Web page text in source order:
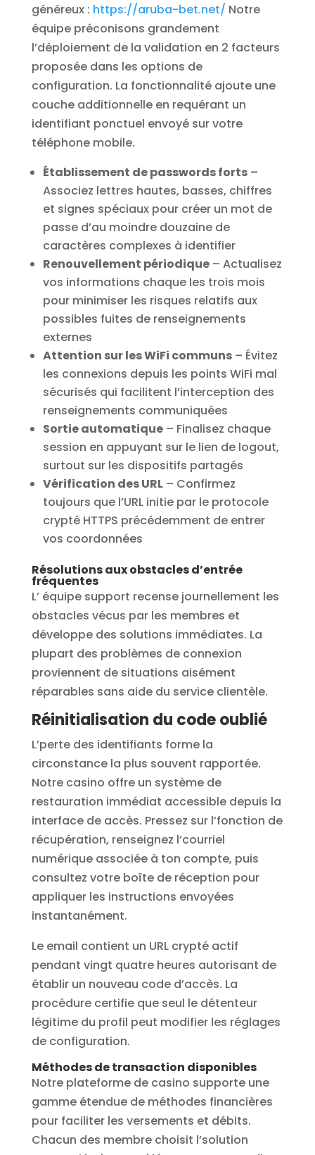
généreux : https://aruba-bet.net/ Notre
équipe préconisons grandement
l’déploiement de la validation en 2 facteurs
proposée dans les options de
configuration. La fonctionnalité ajoute une
couche additionnelle en requérant un
identifiant ponctuel envoyé sur votre
téléphone mobile.
Établissement de passwords forts–
Associez lettres hautes, basses, chiffres
et signes spéciaux pour créer un mot de
passe d’au moindre douzaine de
caractères complexes à identifier
Renouvellement périodique– Actualisez
vos informations chaque les trois mois
pour minimiser les risques relatifs aux
possibles fuites de renseignements
externes
Attention sur les WiFi communs– Évitez
les connexions depuis les points WiFi mal
sécurisés qui facilitent l’interception des
renseignements communiquées
Sortie automatique– Finalisez chaque
session en appuyant sur le lien de logout,
surtout sur les dispositifs partagés
Vérification des URL– Confirmez
toujours que l’URL initie par le protocole
crypté HTTPS précédemment de entrer
vos coordonnées
Résolutions aux obstacles d’entrée
fréquentes
L’ équipe support recense journellement les
obstacles vécus par les membres et
développe des solutions immédiates. La
plupart des problèmes de connexion
proviennent de situations aisément
réparables sans aide du service clientèle.
Réinitialisation du code oublié
L’perte des identifiants forme la
circonstance la plus souvent rapportée.
Notre casino offre un système de
restauration immédiat accessible depuis la
interface de accès. Pressez sur l’fonction de
récupération, renseignez l’courriel
numérique associée à ton compte, puis
consultez votre boîte de réception pour
appliquer les instructions envoyées
instantanément.
Le email contient un URL crypté actif
pendant vingt quatre heures autorisant de
établir un nouveau code d’accès. La
procédure certifie que seul le détenteur
légitime du profil peut modifier les réglages
de configuration.
Méthodes de transaction disponibles
Notre plateforme de casino supporte une
gamme étendue de méthodes financières
pour faciliter les versements et débits.
Chacun des membre choisit l’solution